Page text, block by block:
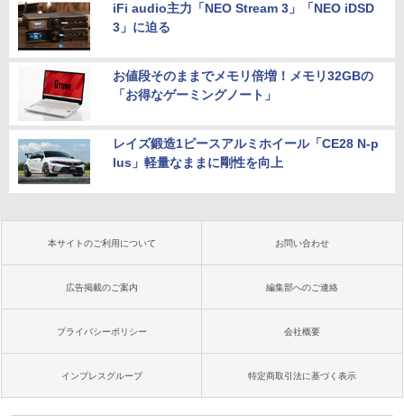
iFi audio主力「NEO Stream 3」「NEO iDSD
3」に迫る
お値段そのままでメモリ倍増！メモリ32GBの
「お得なゲーミングノート」
レイズ鍛造1ピースアルミホイール「CE28 N-p
lus」軽量なままに剛性を向上
本サイトのご利用について お問い合わせ
広告掲載のご案内 編集部へのご連絡
プライバシーポリシー 会社概要
インプレスグループ 特定商取引法に基づく表示